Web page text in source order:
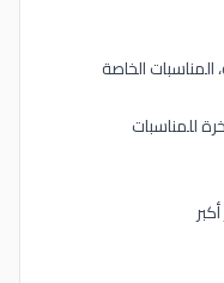
الخاصة
للمناسبات